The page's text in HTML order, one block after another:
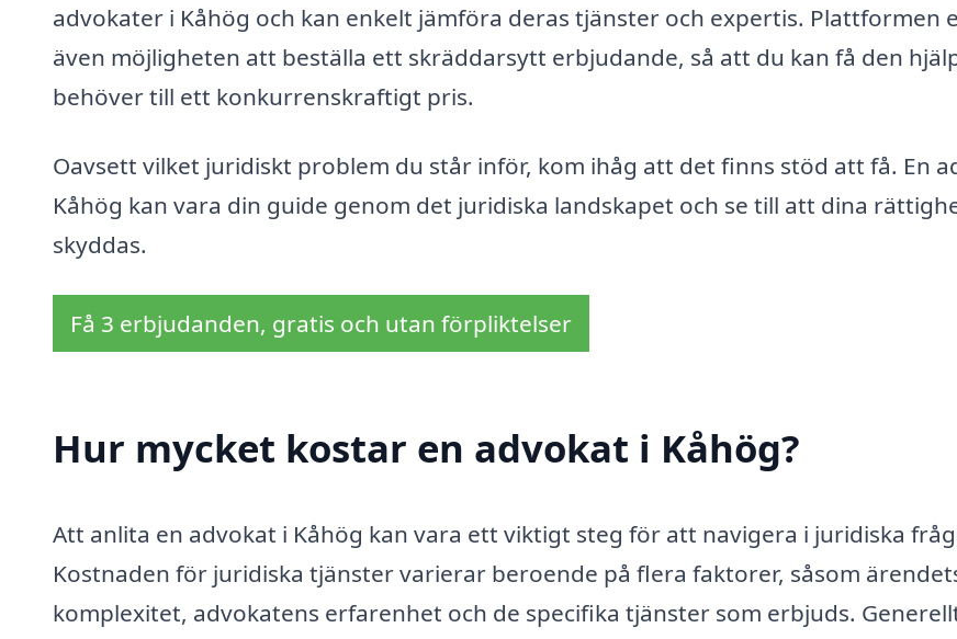
advokater i Kåhög och kan enkelt jämföra deras tjänster och expertis. Plattformen
även möjligheten att beställa ett skräddarsytt erbjudande, så att du kan få den
behöver till ett konkurrenskraftigt pris.
Oavsett vilket juridiskt problem du står inför, kom ihåg att det finns stöd att få. En
Kåhög kan vara din guide genom det juridiska landskapet och se till att dina
skyddas.
Få 3 erbjudanden, gratis och utan förpliktelser
Hur mycket kostar en advokat i Kåhög?
Att anlita en advokat i Kåhög kan vara ett viktigt steg för att navigera i juridiska
Kostnaden för juridiska tjänster varierar beroende på flera faktorer, såsom
komplexitet, advokatens erfarenhet och de specifika tjänster som erbjuds.